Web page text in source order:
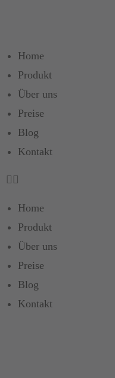
Home
Produkt
Über uns
Preise
Blog
Kontakt
Home
Produkt
Über uns
Preise
Blog
Kontakt